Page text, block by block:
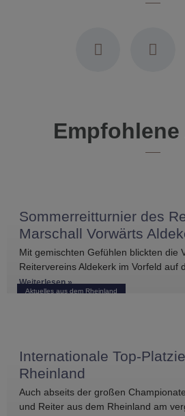
Aktuelles aus dem Rheinland
Sommerreitturnier des
Marschall Vorwärts
Mit gemischten Gefühlen blickten die
Reitervereins Aldekerk im Vorfeld auf
vergleichbarer Turniere in der
größer war die
Weiterlesen »
Internationale Top-
Rheinland
Auch abseits der großen
und Reiter aus dem Rheinland am